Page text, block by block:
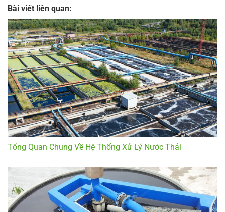
Bài viết liên quan:
Tổng Quan Chung Về Hệ Thống Xử Lý Nước Thải